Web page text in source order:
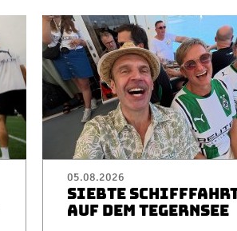
05.08.2026
SIEBTE
AUF DEM TEGERNSEE